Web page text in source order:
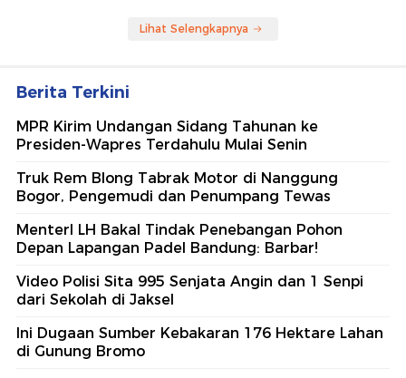
Lihat Selengkapnya
Berita Terkini
MPR Kirim Undangan Sidang Tahunan ke
Presiden-Wapres Terdahulu Mulai Senin
Truk Rem Blong Tabrak Motor di Nanggung
Bogor, Pengemudi dan Penumpang Tewas
MenterI LH Bakal Tindak Penebangan Pohon
Depan Lapangan Padel Bandung: Barbar!
Video Polisi Sita 995 Senjata Angin dan 1 Senpi
dari Sekolah di Jaksel
Ini Dugaan Sumber Kebakaran 176 Hektare Lahan
di Gunung Bromo